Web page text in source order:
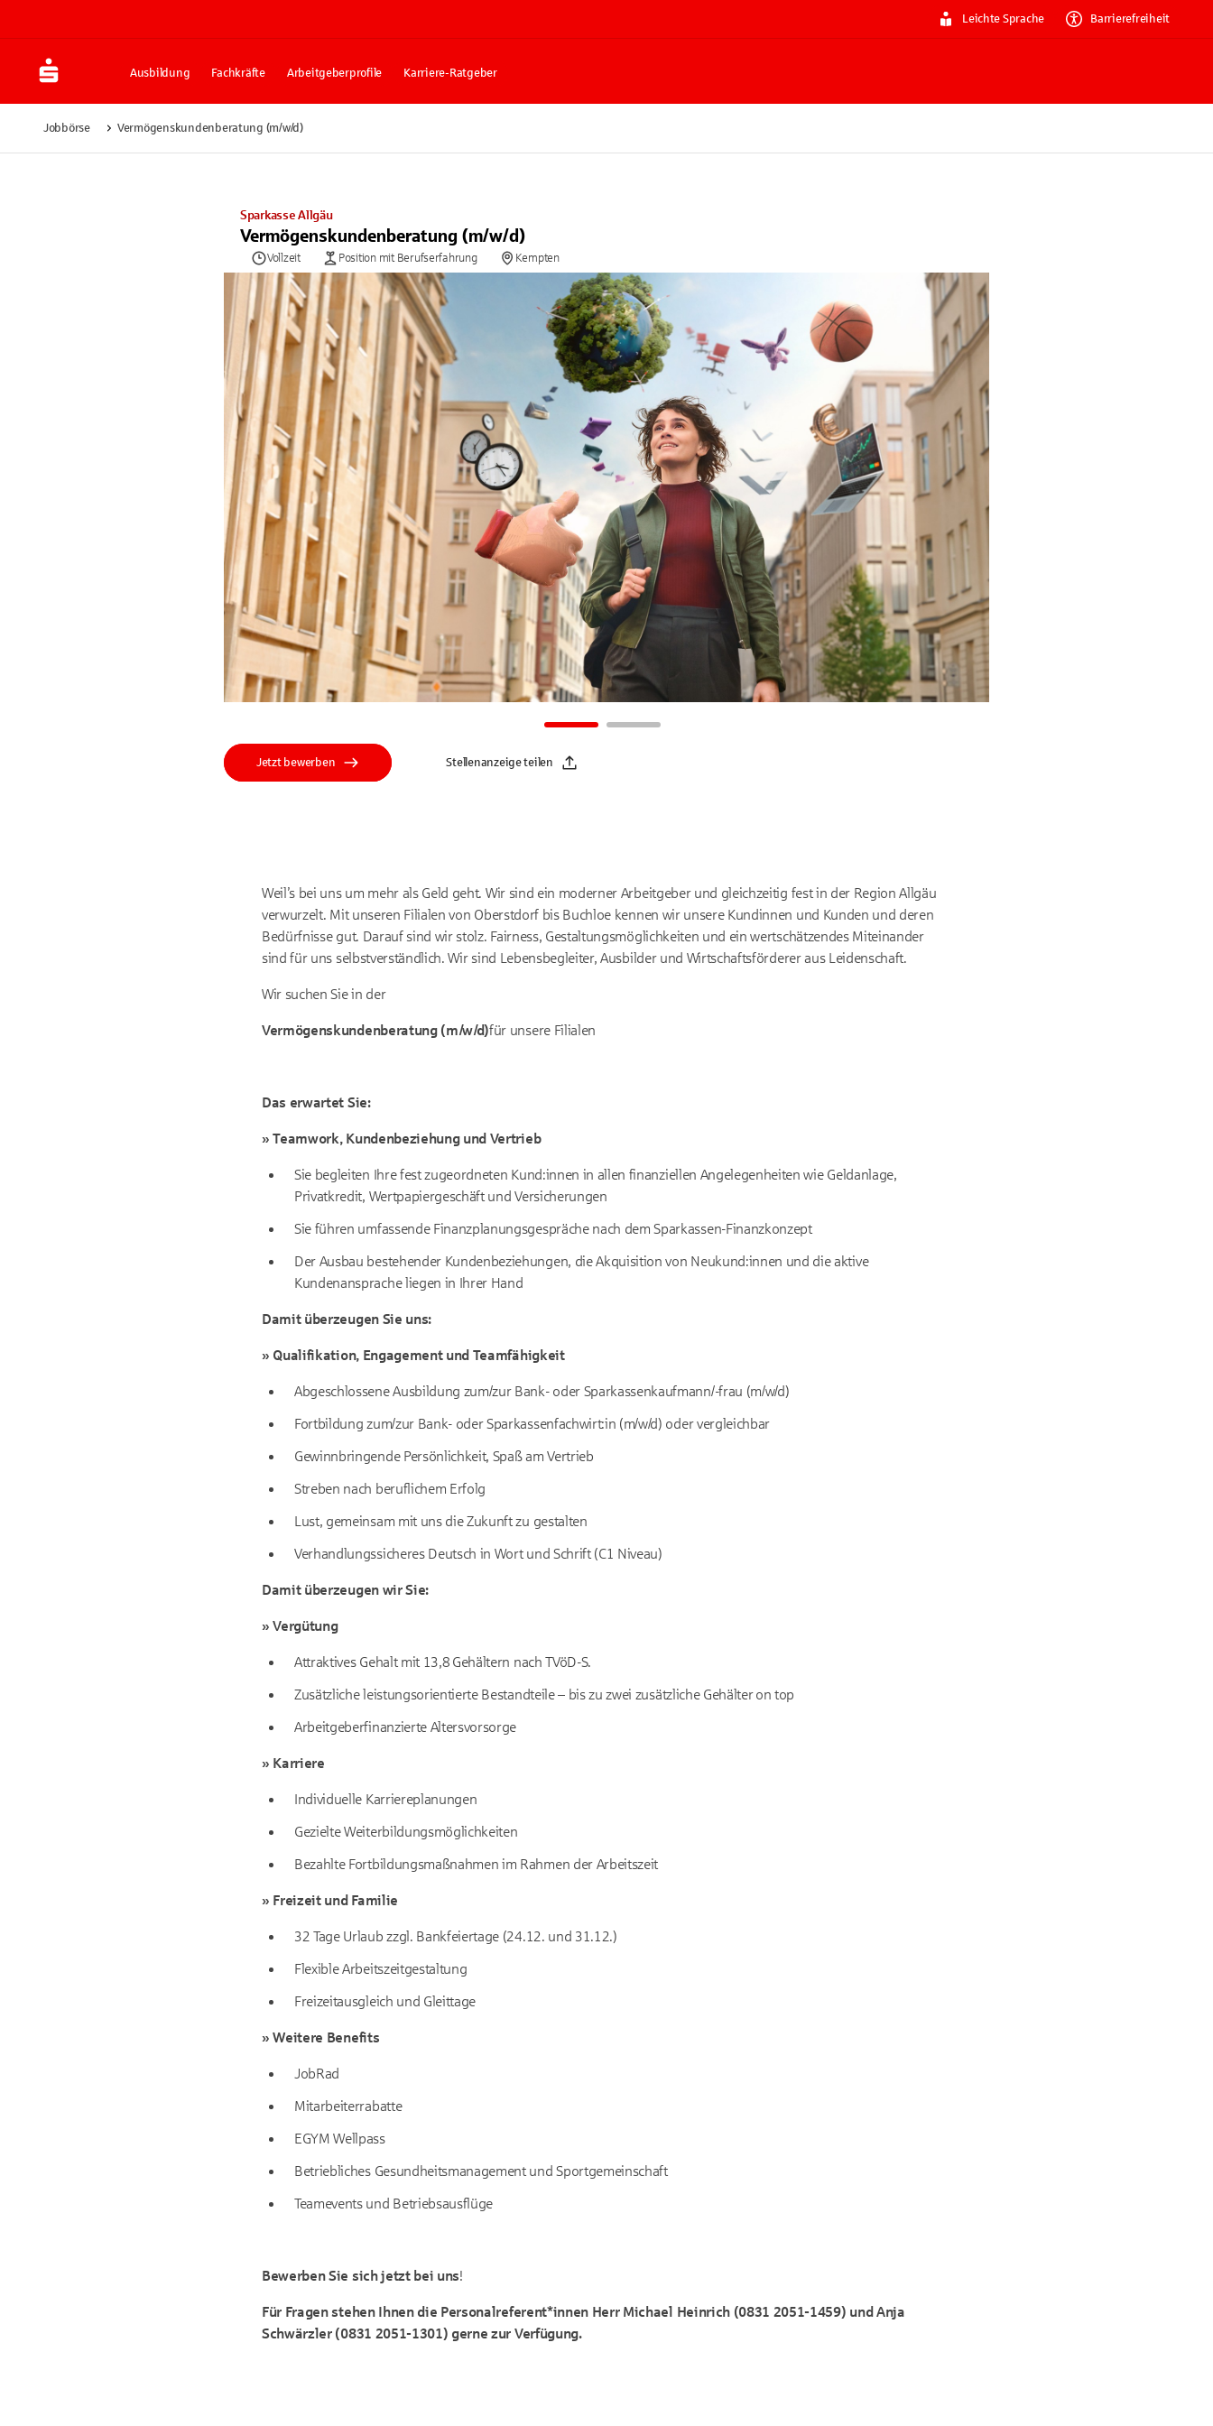
Leichte Sprache Barrierefreiheit
Ausbildung Fachkräfte Arbeitgeberprofile Karriere-Ratgeber
Jobbörse Vermögenskundenberatung (m/w/d)
Sparkasse Allgäu
Vermögenskundenberatung (m/w/d)
Vollzeit Position mit Berufserfahrung Kempten
Jetzt bewerben Stellenanzeige teilen
Weil’s bei uns um mehr als Geld geht. Wir sind ein moderner Arbeitgeber und gleichzeitig fest in der Region Allgäu
verwurzelt. Mit unseren Filialen von Oberstdorf bis Buchloe kennen wir unsere Kundinnen und Kunden und deren
Bedürfnisse gut. Darauf sind wir stolz. Fairness, Gestaltungsmöglichkeiten und ein wertschätzendes Miteinander
sind für uns selbstverständlich. Wir sind Lebensbegleiter, Ausbilder und Wirtschaftsförderer aus Leidenschaft.
Wir suchen Sie in der
Vermögenskundenberatung (m/w/d)für unsere Filialen
Das erwartet Sie:
»Teamwork, Kundenbeziehung und Vertrieb
Sie begleiten Ihre fest zugeordneten Kund:innen in allen finanziellen Angelegenheiten wie Geldanlage,
Privatkredit, Wertpapiergeschäft und Versicherungen
Sie führen umfassende Finanzplanungsgespräche nach dem Sparkassen-Finanzkonzept
Der Ausbau bestehender Kundenbeziehungen, die Akquisition von Neukund:innen und die aktive
Kundenansprache liegen in Ihrer Hand
Damit überzeugen Sie uns:
» Qualifikation, Engagement und Teamfähigkeit
Abgeschlossene Ausbildung zum/zur Bank- oder Sparkassenkaufmann/-frau (m/w/d)
Fortbildung zum/zur Bank- oder Sparkassenfachwirt:in (m/w/d) oder vergleichbar
Gewinnbringende Persönlichkeit, Spaß am Vertrieb
Streben nach beruflichem Erfolg
Lust, gemeinsam mit uns die Zukunft zu gestalten
Verhandlungssicheres Deutsch in Wort und Schrift (C1 Niveau)
Damit überzeugen wir Sie:
» Vergütung
Attraktives Gehalt mit 13,8 Gehältern nach TVöD-S.
Zusätzliche leistungsorientierte Bestandteile – bis zu zwei zusätzliche Gehälter on top
Arbeitgeberfinanzierte Altersvorsorge
» Karriere
Individuelle Karriereplanungen
Gezielte Weiterbildungsmöglichkeiten
Bezahlte Fortbildungsmaßnahmen im Rahmen der Arbeitszeit
» Freizeit und Familie
32 Tage Urlaub zzgl. Bankfeiertage (24.12. und 31.12.)
Flexible Arbeitszeitgestaltung
Freizeitausgleich und Gleittage
» Weitere Benefits
JobRad
Mitarbeiterrabatte
EGYM Wellpass
Betriebliches Gesundheitsmanagement und Sportgemeinschaft
Teamevents und Betriebsausflüge
Bewerben Sie sich jetzt bei uns!
Für Fragen stehen Ihnen die Personalreferent*innen Herr Michael Heinrich (0831 2051-1459) und Anja
Schwärzler (0831 2051-1301) gerne zur Verfügung.